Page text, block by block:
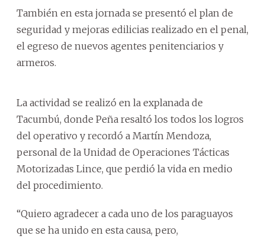
También en esta jornada se presentó el plan de
seguridad y mejoras edilicias realizado en el penal,
el egreso de nuevos agentes penitenciarios y
armeros.
La actividad se realizó en la explanada de
Tacumbú, donde Peña resaltó los todos los logros
del operativo y recordó a Martín Mendoza,
personal de la Unidad de Operaciones Tácticas
Motorizadas Lince, que perdió la vida en medio
del procedimiento.
“Quiero agradecer a cada uno de los paraguayos
que se ha unido en esta causa, pero,